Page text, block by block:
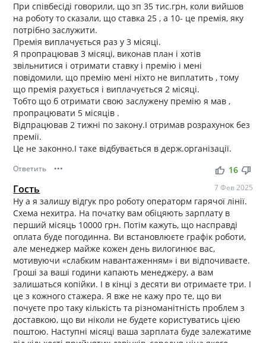
При співбесіді говорили, що зп 35 тис.грн, коли вийшов
на роботу то сказали, що ставка 25 , а 10- це премія, яку
потрібно заслужити.
Премія виплачується раз у 3 місяці.
Я пропрацював 3 місяці, виконав план і хотів
звільнитися і отримати ставку і премію і мені
повідомили, що премію мені ніхто не виплатить , тому
що премія рахується і виплачується 2 місяці.
Тобто що б отримати свою заслужену премію я мав ,
пропрацювати 5 місяців .
Відпрацював 2 тижні по закону.І отримав розрахунок без
премії.
Це не законно.І таке відбувається в держ.організації.
Ответить ••• thumb_up thumb_down
16
Гость 7 Фев 2025
Ну а я залишу відгук про роботу операторм гарячої лінії.
Схема нехитра. На початку вам обіцяють зарплату в
перший місяць 10000 грн. Потім кажуть, що насправді
оплата буде погодинна. Ви встановлюєте графік роботи,
але менеджер майже кожен день вилогинює вас,
мотивуючи «слабким навантаженням» і ви відпочиваєте.
Гроші за ваші години капають менеджеру, а вам
залишаться копійки. І в кінці з десяти ви отримаєте три. І
це з кожного стажера. Я вже не кажу про те, що ви
почуєте про таку кількість та різноманітність проблем з
доставкою, що ви ніколи не будете користуватись цією
поштою. Наступні місяці ваша зарплата буде залежатиме